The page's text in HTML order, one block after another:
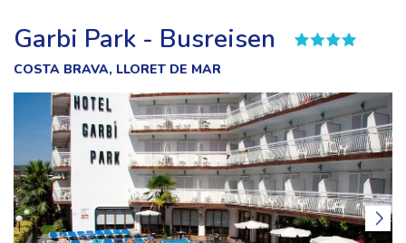
Garbi Park - Busreisen
COSTA BRAVA, LLORET DE MAR